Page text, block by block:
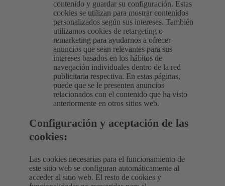
contenido y guardar su configuración. Estas
cookies se utilizan para mostrar contenidos
personalizados según sus intereses. También
utilizamos cookies de retargeting o
remarketing para ayudarnos a ofrecer
anuncios que sean relevantes para sus
intereses basados en los hábitos de
navegación individuales dentro de la red
publicitaria respectiva. En estas páginas,
puede que se le presenten anuncios
relacionados con el contenido que ha visto
anteriormente en otros sitios web.
Configuración y aceptación de las
cookies:
Las cookies necesarias para el funcionamiento de
este sitio web se configuran automáticamente al
acceder al sitio web. El resto de cookies y